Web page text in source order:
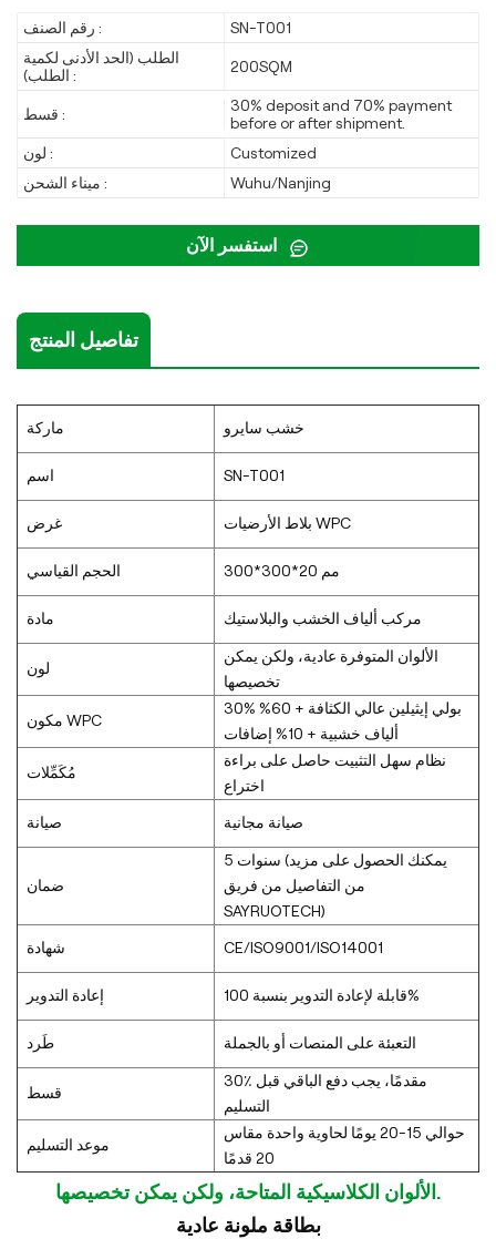
رقم الصنف :
SN-T001
الطلب (الحد الأدنى لكمية
الطلب) :
200SQM
قسط :
30% deposit and 70% payment
before or after shipment.
لون :
Customized
ميناء الشحن :
Wuhu/Nanjing
تفاصيل المنتج
ماركة خشب سايرو
اسم SN-T001
غرض بلاط الأرضيات WPC
الحجم القياسي 300*300*20 مم
مادة مركب ألياف الخشب والبلاستيك
لون
الألوان المتوفرة عادية، ولكن يمكن
تخصيصها
مكون WPC
30% بولي إيثيلين عالي الكثافة + 60%
ألياف خشبية + 10% إضافات
مُكَمِّلات
نظام سهل التثبيت حاصل على براءة
اختراع
صيانة صيانة مجانية
ضمان
5 سنوات (يمكنك الحصول على مزيد
من التفاصيل من فريق
SAYRUOTECH)
شهادة CE/ISO9001/ISO14001
إعادة التدوير قابلة لإعادة التدوير بنسبة 100%
طَرد التعبئة على المنصات أو بالجملة
قسط
30٪ مقدمًا، يجب دفع الباقي قبل
التسليم
موعد التسليم
حوالي 15-20 يومًا لحاوية واحدة مقاس
20 قدمًا
الألوان الكلاسيكية المتاحة، ولكن يمكن تخصيصها.
بطاقة ملونة عادية